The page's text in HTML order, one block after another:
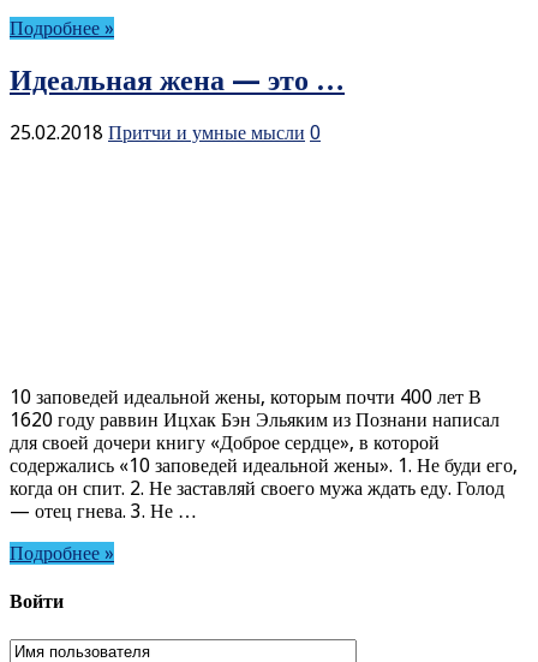
Подробнее »
Идеальная жена — это …
25.02.2018 Притчи и умные мысли 0
10 заповедей идеальной жены, которым почти 400 лет В
1620 году раввин Ицхак Бэн Эльяким из Познани написал
для своей дочери книгу «Доброе сердце», в которой
содержались «10 заповедей идеальной жены». 1. Не буди его,
когда он спит. 2. Не заставляй своего мужа ждать еду. Голод
— отец гнева. 3. Не …
Подробнее »
Войти